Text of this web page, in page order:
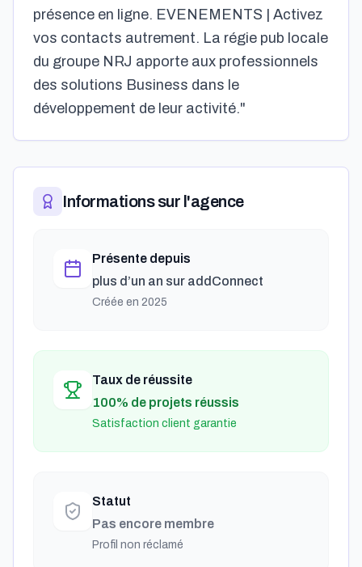
présence en ligne. EVENEMENTS | Activez
vos contacts autrement. La régie pub locale
du groupe NRJ apporte aux professionnels
des solutions Business dans le
développement de leur activité."
Informations sur l'agence
Présente depuis
plus d’un an sur addConnect
Créée en 2025
Taux de réussite
100% de projets réussis
Satisfaction client garantie
Statut
Pas encore membre
Profil non réclamé